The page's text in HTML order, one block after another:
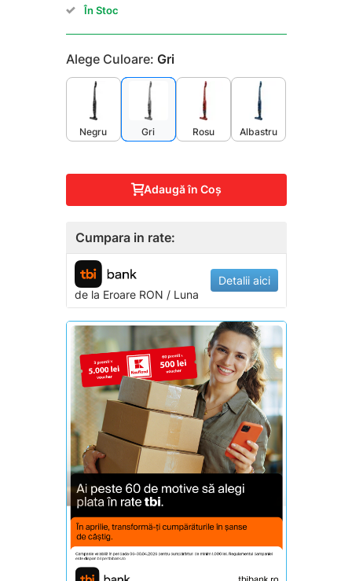
În Stoc
Alege Culoare: Gri
Negru Gri Rosu Albastru
Adaugă în Coş
Cumpara in rate:
de la EroareRON / Luna
Detalii aici